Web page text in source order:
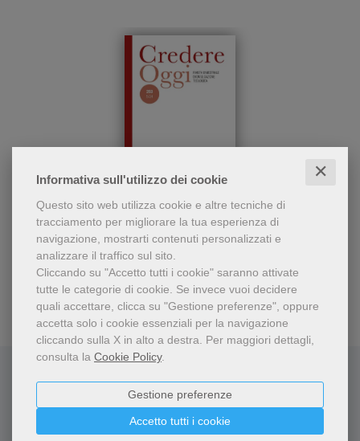
Informativa sull'utilizzo dei cookie ✕
Questo sito web utilizza cookie e altre tecniche di
tracciamento per migliorare la tua esperienza di
navigazione, mostrarti contenuti personalizzati e
analizzare il traffico sul sito.
Cliccando su "Accetto tutti i cookie" saranno attivate
tutte le categorie di cookie. Se invece vuoi decidere
quali accettare, clicca su "Gestione preferenze", oppure
accetta solo i cookie essenziali per la navigazione
cliccando sulla X in alto a destra. Per maggiori dettagli,
consulta la Cookie Policy.
Accetto tutti i cookie
Gestione preferenze
epub
Il sinodo è l’opportunità per
riscoprire la formazione
all’interno della chiesa
AA. VV.
Formazione. Per una chiesa sinodale
7,99 €
Dello stesso autore